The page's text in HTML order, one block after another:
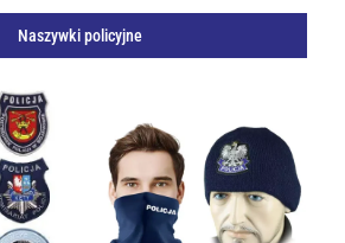
Naszywki policyjne